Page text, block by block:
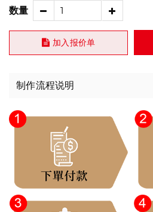
数量
加入报价单
制作流程说明